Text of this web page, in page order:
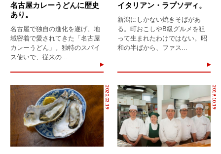
名古屋カレーうどんに歴史
あり。
名古屋で独自の進化を遂げ、地
域密着で愛されてきた「名古屋
カレーうどん」。独特のスパイ
ス使いで、従来の...
イタリアン・ラプソディ。
新潟にしかない焼きそばがあ
る。町おこしやB級グルメを狙
って生まれたわけではない。昭
和の半ばから、ファス...
2020.03.19 2019.10.19